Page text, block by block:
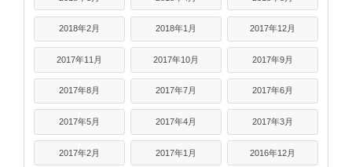
2018年2月 2018年1月 2017年12月
2017年11月 2017年10月 2017年9月
2017年8月 2017年7月 2017年6月
2017年5月 2017年4月 2017年3月
2017年2月 2017年1月 2016年12月